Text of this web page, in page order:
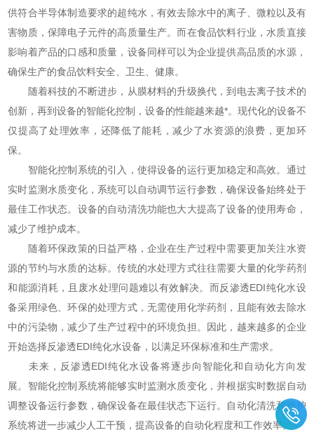
供符合半导体制造要求的超纯水，有效去除水中的离子、微粒以及有
害物质，保障电子元件的高质量生产。而在食品饮料行业，水质直接
影响着产品的口感和质量，设备同样可以为企业提供高品质的水源，
确保生产的食品饮料安全、卫生、健康。
随着科技的不断进步，从膜材料的升级换代，到电去离子技术的
创新，再到设备的智能化控制，设备的性能越来越*。现代化的设备不
仅提高了处理效率，还降低了能耗，减少了水资源的浪费，更加环
保。
智能化控制系统的引入，使得设备的运行更加稳定和高效。通过
实时监测水质变化，系统可以自动调节运行参数，确保设备始终处于
最佳工作状态。设备的自动清洗功能也大大提高了设备的使用寿命，
减少了维护成本。
随着环保政策的日益严格，企业在生产过程中需要更加关注水资
源的节约与水质的达标。传统的水处理方式往往需要大量的化学药剂
和能源消耗，且废水处理问题难以有效解决。而反渗透EDI纯化水设
备采用绿色、环保的处理方式，无需使用化学药剂，且能有效去除水
中的污染物，减少了生产过程中的环境负担。因此，越来越多的企业
开始选择反渗透EDI纯化水设备，以满足环保标准和生产需求。
未来，反渗透EDI纯化水设备将逐步向智能化和自动化方向发
展。智能化控制系统将能够实时监测水质变化，并根据实时数据自动
调整设备运行参数，确保设备在最佳状态下运行。自动化清洗和维护
系统将进一步减少人工干预，提高设备的自动化程度和工作效率。